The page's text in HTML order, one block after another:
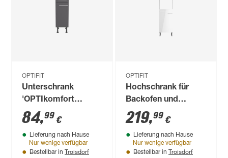
OPTIFIT
Unterschrank
'OPTIkomfort
Ingvar420' anthrazit
matt 30 x 87 x 58,4
cm
84,99 €
Lieferung nach Hause
Nur wenige verfügbar
Bestellbar in Troisdorf
OPTIFIT
Hochschrank für
Backofen und
Kühlschrank
'Optikomfort
Rurik986' weiß 60 x
211,8 x 58,4 cm
219,99 €
Lieferung nach Hause
Nur wenige verfügbar
Bestellbar in Troisdorf